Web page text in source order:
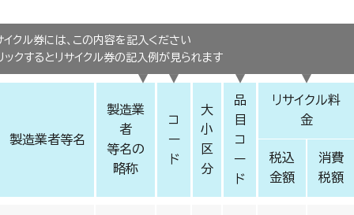
冷蔵庫・冷凍庫
イクル券には、この内容を記入ください
ックするとリサイクル券の記入例が見られます
製造業者等名
製造業
者
等名の
略称
コ
ー
ド
大
小
区
分
品
目
コ
ー
ド
リサイクル料
金
税込
金額
消費
税額